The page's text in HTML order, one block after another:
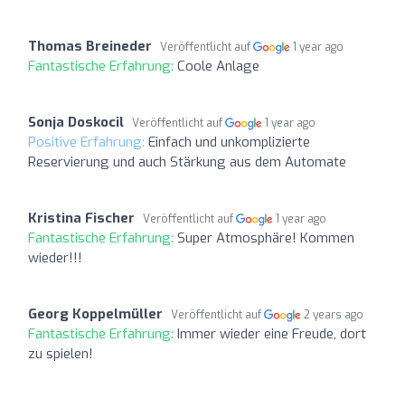
Thomas Breineder Veröffentlicht auf 1 year ago
Fantastische Erfahrung: Coole Anlage
Sonja Doskocil Veröffentlicht auf 1 year ago
Positive Erfahrung: Einfach und unkomplizierte
Reservierung und auch Stärkung aus dem Automate
Kristina Fischer Veröffentlicht auf 1 year ago
Fantastische Erfahrung: Super Atmosphäre! Kommen
wieder!!!
Georg Koppelmüller Veröffentlicht auf 2 years ago
Fantastische Erfahrung: Immer wieder eine Freude, dort
zu spielen!